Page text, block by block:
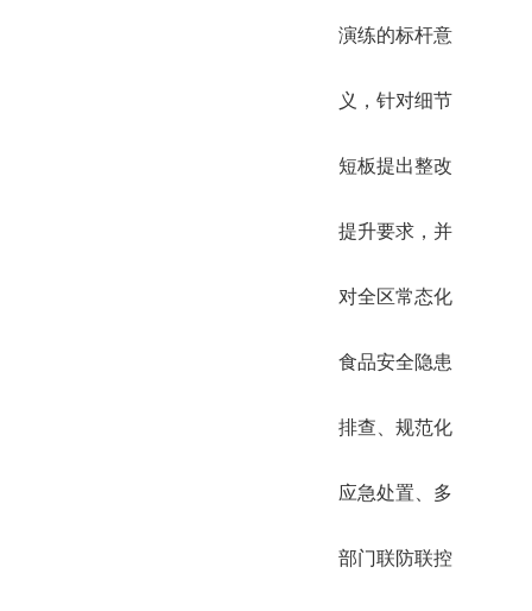
演练的标杆意
义，针对细节
短板提出整改
提升要求，并
对全区常态化
食品安全隐患
排查、规范化
应急处置、多
部门联防联控